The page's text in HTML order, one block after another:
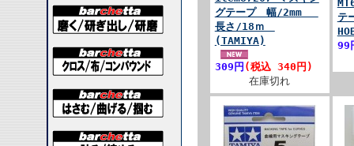
グテープ 幅/2mm
長さ/18ｍ
(TAMIYA)
309円 (税込 340円)
在庫切れ
テ
99